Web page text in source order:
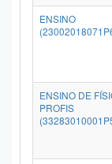
ENSINO
ENSINO DE
PROFIS